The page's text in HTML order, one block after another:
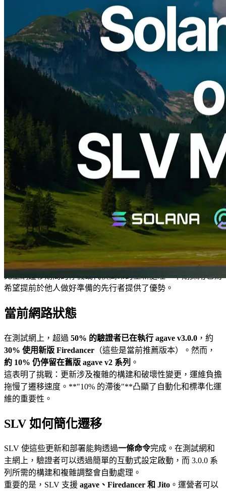
ELSOUL LABO B.V.（總部：荷蘭阿姆斯特丹，CEO：
Fumitake Kawasaki）與 Validators DAO 宣佈，開源驗證者運維
SLV的最新版本現已支援 Solana 3.0 測試網環境。透過
SLV，運營者可以立即設定、升級和遷移到最新的
agave
Firedancer客戶端。
Solana 3.0 登陸測試網
2025 年 8 月下旬， agave v3.0.0
在 Solana 測試網上線。此版本
包含多項重大變更，代表著 Solana 網路的持續進化。
最重要的更新之一是為Alpenglow
做準備，這將大幅縮短最
終確認時間。相關提交已在整合中，最近的公開投票正式批准
了 Alpenglow 的採用，確認了 Solana 將以 100 倍速度完成區
塊最終確認的未來。
此前約需 12.8 秒的最終確認，預計僅需100-150 毫秒即可完
成。這一加速已達成共識，整個生態系統正滿懷期待地邁向這
個新時代。
此外，對交易者和資料分析至關重要的Shreds格式已開始變
化。提前在測試網上測試這些差異至關重要，因為這有助於避
希望提前於他人做好準備的先行者提供了優勢。
當前網路狀態
在測試網上，超過 50% 的驗證者已在執行 agave v3.0.0 ，約
30% 使用新版 Firedancer （這些是當前推薦版本）。然而，
約 10% 仍停留在舊版 agave v2 系列 。
這表明了挑戰：更新涉及複雜的構建和破壞性變更，運維負擔
拖慢了遷移速度。**"10% 的滯後"**凸顯了自動化和標準化運
維的重要性。
SLV 如何簡化遷移
SLV 使這些更新和部署能夠透過一條命令完成。在測試網和
主網上，驗證者可以透過簡單的互動式設定啟動，而 3.0.0 系
列所需的構建和複雜調整會自動處理。
重要的是，SLV 支援 agave、Firedancer 和 Jito 。運營者可以